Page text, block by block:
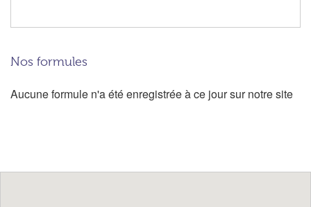
Nos formules
Aucune formule n'a été enregistrée à ce jour sur notre site